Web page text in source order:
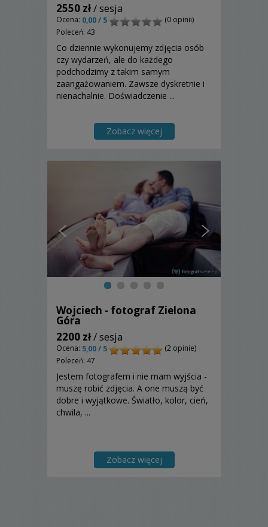
2550 zł/ sesja
Ocena: 0,00 / 5
(0 opinii)
Poleceń: 43
Co dziennie wykonujemy zdjęcia osób
czy wydarzeń, ale do każdego
podchodzimy z takim samym
zaangażowaniem. Zawsze dyskretnie i
nienachalnie. Doświadczenie ...
Zobacz więcej
Wojciech - fotograf Zielona
Góra
2200 zł/ sesja
Ocena: 5,00 / 5
(2 opinie)
Poleceń: 47
Jestem fotografem i nie mam wyjścia -
muszę robić zdjęcia. A one muszą być
dobre i wyjątkowe. Światło, kolor, cień,
chwila, ...
Zobacz więcej